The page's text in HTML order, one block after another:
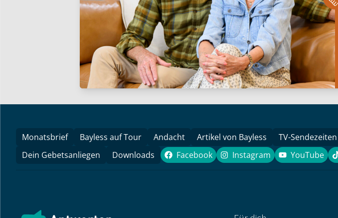
Monatsbrief Bayless auf Tour Andacht Artikel von Bayless TV-Sendezeiten
Dein Gebetsanliegen
Downloads Facebook
Facebook Instagram
Instagram YouTube
YouTube